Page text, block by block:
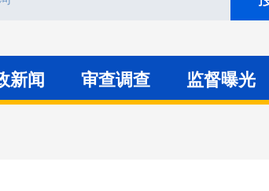
新闻 审查调查 监督曝光